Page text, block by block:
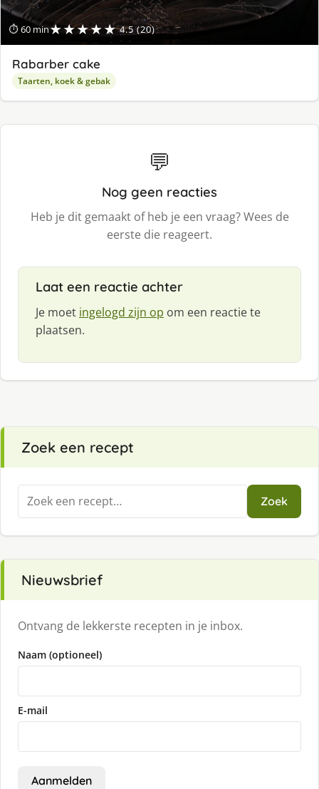
⏱ 60 min★★★★★ 4.5 (20)
Rabarber cake
Taarten, koek & gebak
💬
Nog geen reacties
Heb je dit gemaakt of heb je een vraag? Wees de
eerste die reageert.
Laat een reactie achter
Je moet ingelogd zijn op om een reactie te
plaatsen.
Zoek een recept
Zoeken
naar:
Zoek
Nieuwsbrief
Ontvang de lekkerste recepten in je inbox.
Naam (optioneel)
E-mail
Aanmelden